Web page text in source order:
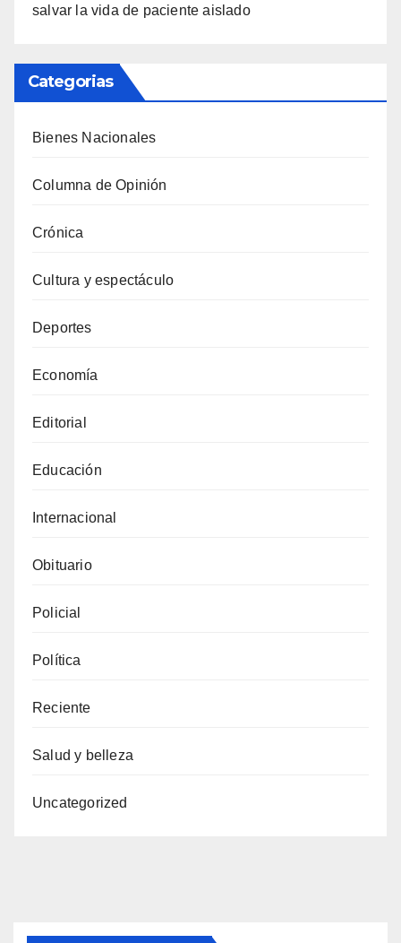
salvar la vida de paciente aislado
Categorias
Bienes Nacionales
Columna de Opinión
Crónica
Cultura y espectáculo
Deportes
Economía
Editorial
Educación
Internacional
Obituario
Policial
Política
Reciente
Salud y belleza
Uncategorized